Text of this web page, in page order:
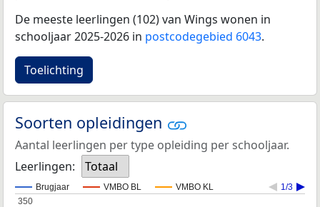
De meeste leerlingen (102) van Wings wonen in
schooljaar 2025-2026 in postcodegebied 6043.
Toelichting
Soorten opleidingen
Aantal leerlingen per type opleiding per schooljaar.
Leerlingen:
Totaal
Brugjaar VMBO BL VMBO KL 1/3
350
350